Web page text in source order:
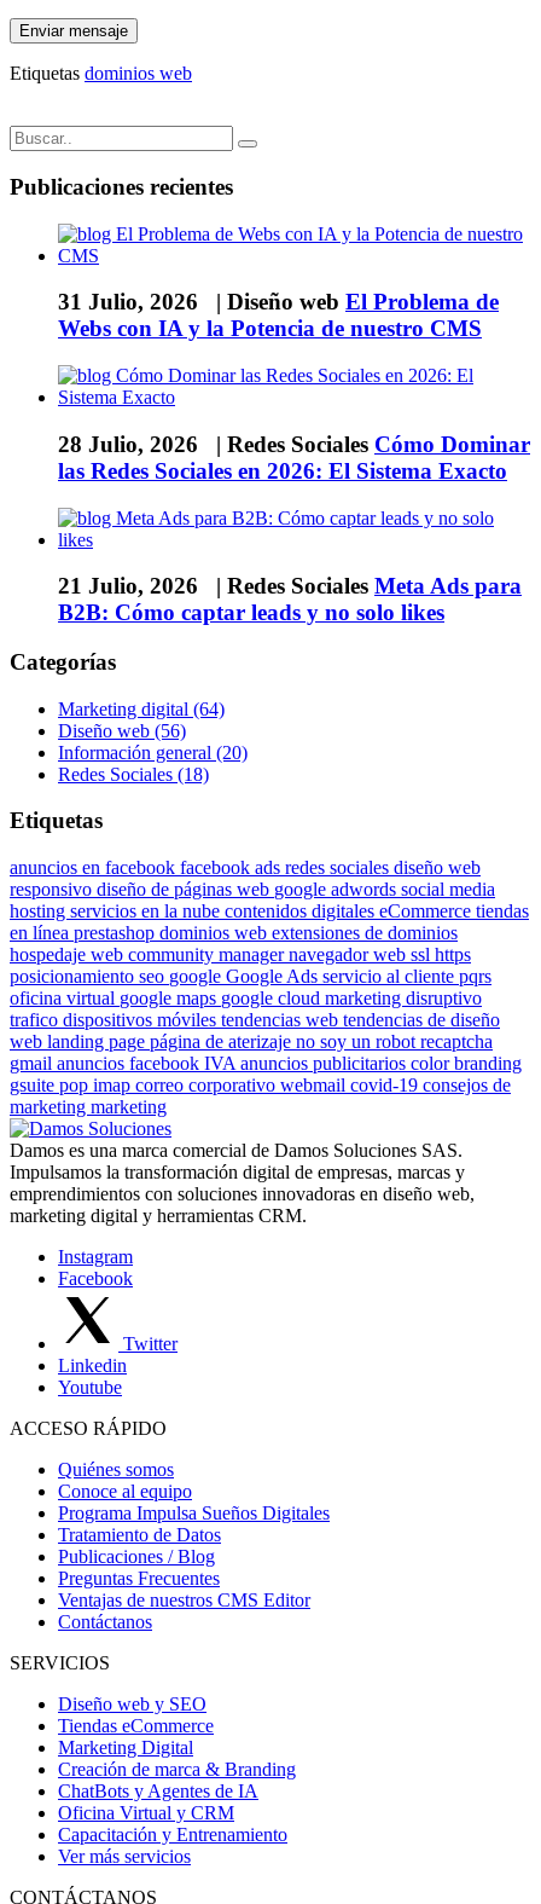
Enviar mensaje
Etiquetas dominios web
Publicaciones recientes
31 Julio, 2026 | Diseño web El Problema de
Webs con IA y la Potencia de nuestro CMS
28 Julio, 2026 | Redes Sociales Cómo Dominar
las Redes Sociales en 2026: El Sistema Exacto
21 Julio, 2026 | Redes Sociales Meta Ads para
B2B: Cómo captar leads y no solo likes
Categorías
Marketing digital (64)
Diseño web (56)
Información general (20)
Redes Sociales (18)
Etiquetas
anuncios en facebook facebook ads redes sociales diseño web
responsivo diseño de páginas web google adwords social media
hosting servicios en la nube contenidos digitales eCommerce tiendas
en línea prestashop dominios web extensiones de dominios
hospedaje web community managernavegador web ssl https
posicionamiento seo google Google Ads servicio al cliente pqrs
oficina virtual google maps google cloud marketing disruptivo
trafico dispositivos móviles tendencias web tendencias de diseño
web landing page página de aterizaje no soy un robot recaptcha
gmail anuncios facebook IVA anuncios publicitarios colorbranding
gsuite pop imap correo corporativo webmail covid-19 consejos de
marketing marketing
Damos es una marca comercial de Damos Soluciones SAS.
Impulsamos la transformación digital de empresas, marcas y
emprendimientos con soluciones innovadoras en diseño web,
marketing digital y herramientas CRM.
Instagram
Facebook
Twitter
Linkedin
Youtube
ACCESO RÁPIDO
Quiénes somos
Conoce al equipo
Programa Impulsa Sueños Digitales
Tratamiento de Datos
Publicaciones / Blog
Preguntas Frecuentes
Ventajas de nuestros CMS Editor
Contáctanos
SERVICIOS
Diseño web y SEO
Tiendas eCommerce
Marketing Digital
Creación de marca & Branding
ChatBots y Agentes de IA
Oficina Virtual y CRM
Capacitación y Entrenamiento
Ver más servicios
CONTÁCTANOS